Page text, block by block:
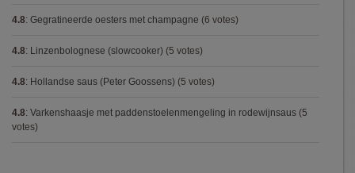
4.8: Gegratineerde oesters met champagne (6 votes)
4.8: Linzenbolognese (slowcooker) (5 votes)
4.8: Hollandse saus (Peter Goossens) (5 votes)
4.8: Varkenshaasje met paddenstoelenmengeling in rodewijnsaus (5
votes)